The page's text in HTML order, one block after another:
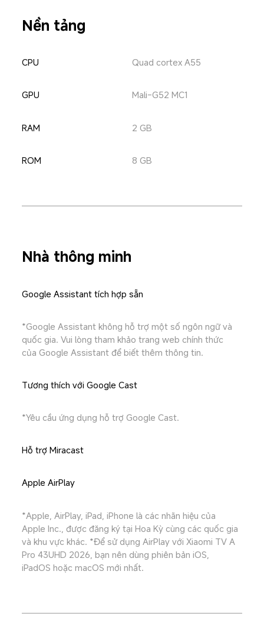
Nền tảng
CPU Quad cortex A55
GPU Mali-G52 MC1
RAM 2 GB
ROM 8 GB
Nhà thông minh
Google Assistant tích hợp sẵn
*Google Assistant không hỗ trợ một số ngôn ngữ và
quốc gia. Vui lòng tham khảo trang web chính thức
của Google Assistant để biết thêm thông tin.
Tương thích với Google Cast
*Yêu cầu ứng dụng hỗ trợ Google Cast.
Hỗ trợ Miracast
Apple AirPlay
*Apple, AirPlay, iPad, iPhone là các nhãn hiệu của
Apple Inc., được đăng ký tại Hoa Kỳ cùng các quốc gia
và khu vực khác. *Để sử dụng AirPlay với Xiaomi TV A
Pro 43UHD 2026, bạn nên dùng phiên bản iOS,
iPadOS hoặc macOS mới nhất.